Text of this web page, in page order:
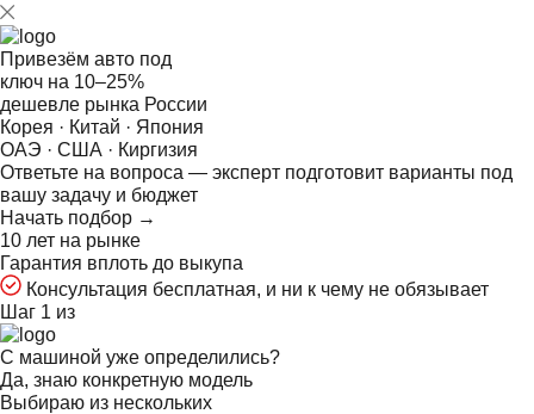
Привезём авто под
ключ на 10–25%
дешевле рынка России
Корея · Китай · Япония
ОАЭ · США · Киргизия
Ответьте на вопроса — эксперт подготовит варианты под
вашу задачу и бюджет
Начать подбор →
10 лет на рынке
Гарантия вплоть до выкупа
Консультация бесплатная, и ни к чему не обязывает
Шаг 1 из
С машиной уже определились?
Да, знаю конкретную модель
Выбираю из нескольких